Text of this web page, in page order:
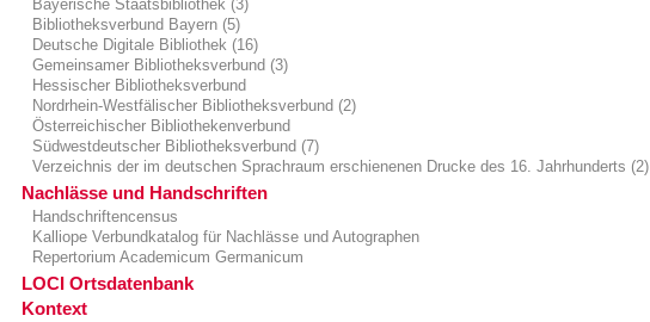
Bayerische Staatsbibliothek (3)
Bibliotheksverbund Bayern (5)
Deutsche Digitale Bibliothek (16)
Gemeinsamer Bibliotheksverbund (3)
Hessischer Bibliotheksverbund
Nordrhein-Westfälischer Bibliotheksverbund (2)
Österreichischer Bibliothekenverbund
Südwestdeutscher Bibliotheksverbund (7)
Verzeichnis der im deutschen Sprachraum erschienenen Drucke des 16. Jahrhunderts (2)
Nachlässe und Handschriften
Handschriftencensus
Kalliope Verbundkatalog für Nachlässe und Autographen
Repertorium Academicum Germanicum
LOCI Ortsdatenbank
Kontext